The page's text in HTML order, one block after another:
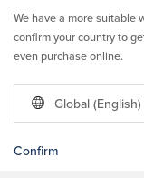
We have a more suitable
confirm your country to
even purchase online.
Global (English)
Confirm